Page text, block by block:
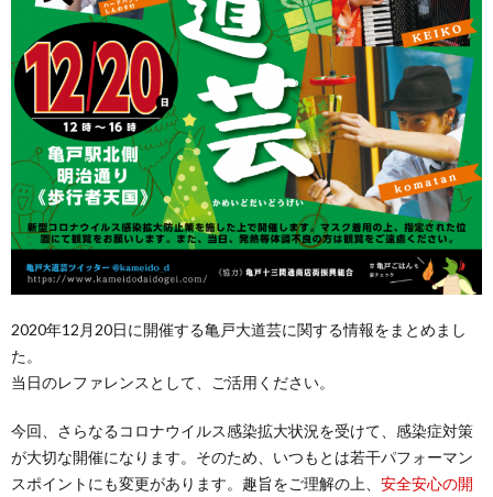
2020年12月20日に開催する亀戸大道芸に関する情報をまとめまし
た。
当日のレファレンスとして、ご活用ください。
今回、さらなるコロナウイルス感染拡大状況を受けて、感染症対策
が大切な開催になります。そのため、いつもとは若干パフォーマン
スポイントにも変更があります。趣旨をご理解の上、 安全安心の開